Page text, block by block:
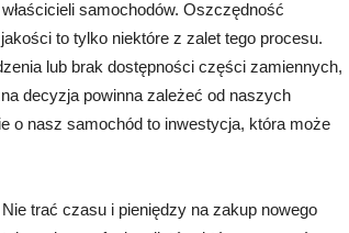
samochodów. Oszczędność
to tylko niektóre z zalet tego procesu.
lub brak dostępności części zamiennych,
decyzja powinna zależeć od naszych
o nasz samochód to inwestycja, która może
trać czasu i pieniędzy na zakup nowego